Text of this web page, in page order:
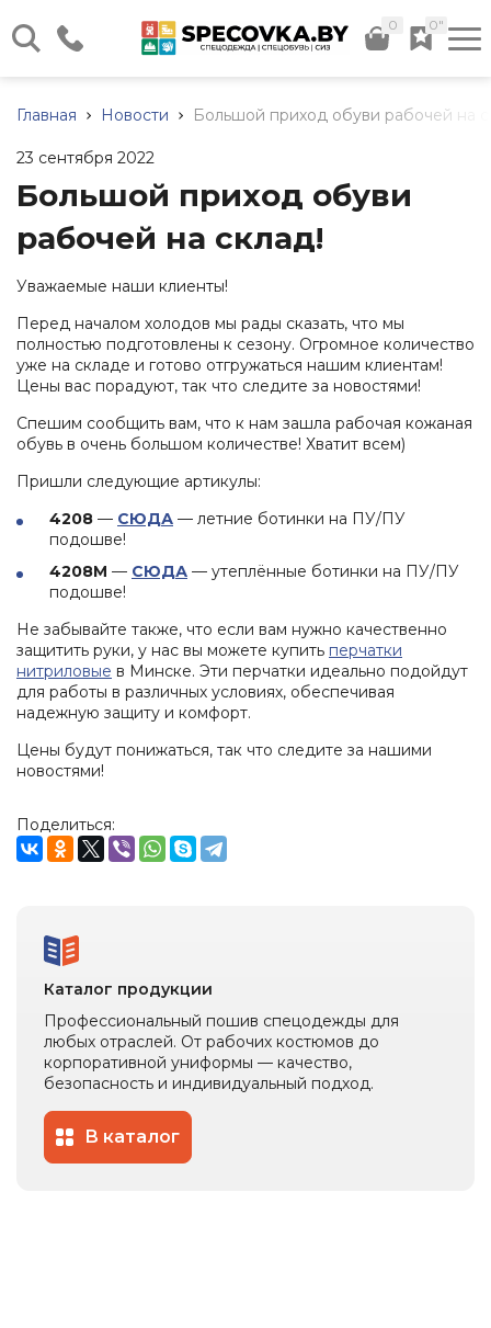
08:30 - 16:00
+375 (17) 320-41-40
+375 (44) 724-29-59
+375 (29) 566-24-36
info@specovka.by
Все контакты
0 0"
Каталог нашей продукции
Весь каталог
Спецодежда
спецодежда
Зимняя
спецодежда
Халаты
Трикотаж
Сигнальная
Влагозащитная
Одноразовая
Одежда
для
сварщиков
Обувь
Летняя
обувь
Зимняя
Резиновые
(ПВХ)
Обувь
от
Аксессуары
для
обуви
Средства
защиты
(СИЗ)
Средства
защиты
рук
Средства
глаз
Средства
головы
Средства
защиты
органов
слуха
Защитные
фартуки
При
Хозяйственный
инвентарь
Бытовая
Хозяйственные
и
Доставка
Подбор
СИЗ
нормам
Главная Новости Большой приход обуви рабочей на
23 сентября 2022
Большой приход обуви
рабочей на склад!
Уважаемые наши клиенты!
Перед началом холодов мы рады сказать, что мы
полностью подготовлены к сезону. Огромное количество
уже на складе и готово отгружаться нашим клиентам!
Цены вас порадуют, так что следите за новостями!
Спешим сообщить вам, что к нам зашла рабочая кожаная
обувь в очень большом количестве! Хватит всем)
Пришли следующие артикулы:
4208 — СЮДА — летние ботинки на ПУ/ПУ
подошве!
4208М — СЮДА — утеплённые ботинки на ПУ/ПУ
подошве!
Не забывайте также, что если вам нужно качественно
защитить руки, у нас вы можете купить перчатки
нитриловые в Минске. Эти перчатки идеально подойдут
для работы в различных условиях, обеспечивая
надежную защиту и комфорт.
Цены будут понижаться, так что следите за нашими
новостями!
Поделиться:
Каталог продукции
Профессиональный пошив спецодежды для
любых отраслей. От рабочих костюмов до
корпоративной униформы — качество,
безопасность и индивидуальный подход.
В каталог